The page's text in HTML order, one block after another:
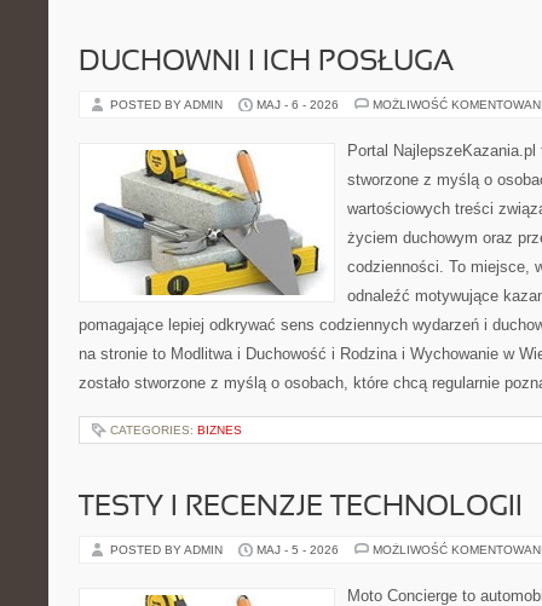
DUCHOWNI I ICH POSŁUGA
POSTED BY ADMIN MAJ - 6 - 2026 MOŻLIWOŚĆ
Portal
stworzone z myślą o
wartościowych treści
życiem duchowym oraz
codzienności. To miejsce,
odnaleźć motywujące
pomagające lepiej odkrywać sens codziennych wydarzeń i
na stronie to Modlitwa i Duchowość i Rodzina i Wychowanie w
zostało stworzone z myślą o osobach, które chcą regularnie
CATEGORIES: BIZNES
TESTY I RECENZJE TECHNOLOGII
POSTED BY ADMIN MAJ - 5 - 2026 MOŻLIWOŚĆ
Moto Concierge to